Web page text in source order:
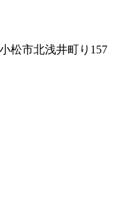
松市北浅井町り157